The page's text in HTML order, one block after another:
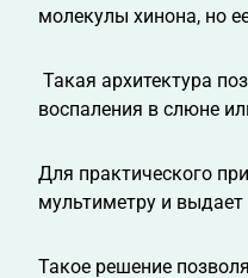
молекулы хинона, но
Такая архитектура
воспаления в слюне
Для практического
мультиметру и выдает
Такое решение